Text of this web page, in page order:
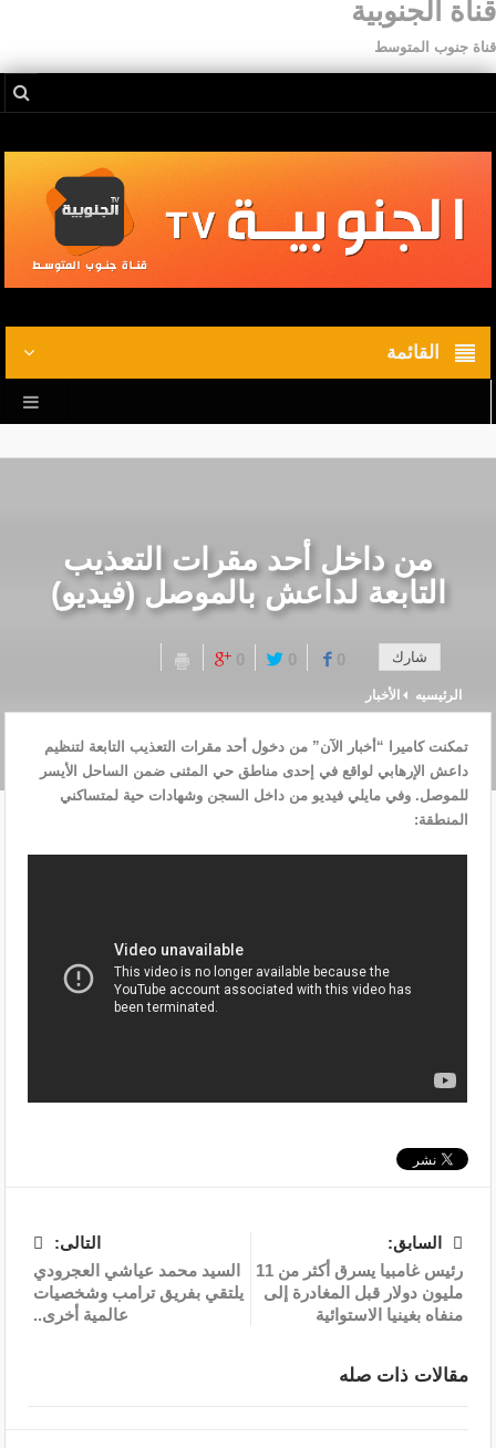
قناة الجنوبية
قناة جنوب المتوسط
القائمة
من داخل أحد مقرات التعذيب
التابعة لداعش بالموصل (فيديو)
شارك 0
0
0
الرئيسيه الأخبار
تمكنت كاميرا “أخبار الآن” من دخول أحد مقرات التعذيب التابعة لتنظيم
داعش الإرهابي لواقع في إحدى مناطق حي المثنى ضمن الساحل الأيسر
للموصل. وفي مايلي فيديو من داخل السجن وشهادات حية لمتساكني
المنطقة:
السابق:
رئيس غامبيا يسرق أكثر من 11
مليون دولار قبل المغادرة إلى
منفاه بغينيا الاستوائية
التالى:
السيد محمد عياشي العجرودي
يلتقي بفريق ترامب وشخصيات
عالمية أخرى..
مقالات ذات صله